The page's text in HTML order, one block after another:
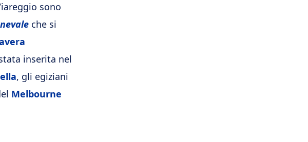
sono
che si
inserita nel
, gli egiziani
Melbourne